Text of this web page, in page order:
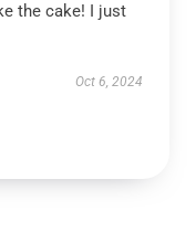
the cake! I just
Oct 6, 2024